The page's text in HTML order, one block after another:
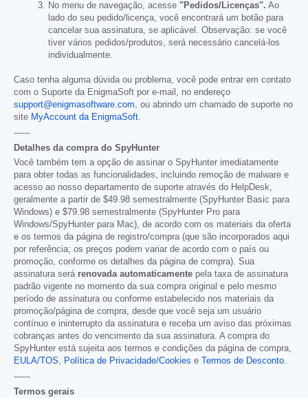
No menu de navegação, acesse "Pedidos/Licenças". Ao
lado do seu pedido/licença, você encontrará um botão para
cancelar sua assinatura, se aplicável. Observação: se você
tiver vários pedidos/produtos, será necessário cancelá-los
individualmente.
Caso tenha alguma dúvida ou problema, você pode entrar em contato
com o Suporte da EnigmaSoft por e-mail, no endereço
support@enigmasoftware.com, ou abrindo um chamado de suporte no
site MyAccount da EnigmaSoft.
------
Detalhes da compra do SpyHunter
Você também tem a opção de assinar o SpyHunter imediatamente
para obter todas as funcionalidades, incluindo remoção de malware e
acesso ao nosso departamento de suporte através do HelpDesk,
geralmente a partir de $49.98 semestralmente (SpyHunter Basic para
Windows) e $79.98 semestralmente (SpyHunter Pro para
Windows/SpyHunter para Mac), de acordo com os materiais da oferta
e os termos da página de registro/compra (que são incorporados aqui
por referência; os preços podem variar de acordo com o país ou
promoção, conforme os detalhes da página de compra). Sua
assinatura será renovada automaticamente pela taxa de assinatura
padrão vigente no momento da sua compra original e pelo mesmo
período de assinatura ou conforme estabelecido nos materiais da
promoção/página de compra, desde que você seja um usuário
contínuo e ininterrupto da assinatura e receba um aviso das próximas
cobranças antes do vencimento da sua assinatura. A compra do
SpyHunter está sujeita aos termos e condições da página de compra,
EULA/TOS, Política de Privacidade/Cookies e Termos de Desconto.
------
Termos gerais